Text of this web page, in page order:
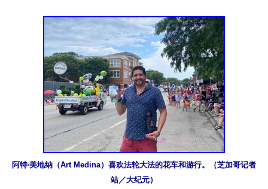
阿特‧美地纳（Art Medina）喜欢法轮大法的花车和游行。（芝加哥记者
站／大纪元）